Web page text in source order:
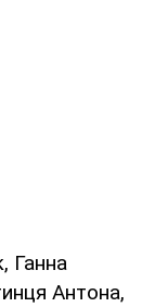
Ганна
Антона,